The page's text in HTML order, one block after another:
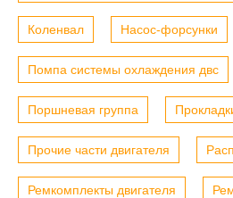
Коленвал Насос-форсунки
Помпа системы охлаждения двс
Поршневая группа
Прочие части двигателя
Ремкомплекты двигателя